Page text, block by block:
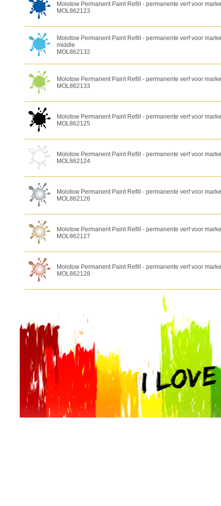
Molotow Permanent Paint Refill - permanente verf voor
MOL862123
Molotow Permanent Paint Refill - permanente verf voor
middle
MOL862132
Molotow Permanent Paint Refill - permanente verf voor
MOL862133
Molotow Permanent Paint Refill - permanente verf voor
MOL862125
Molotow Permanent Paint Refill - permanente verf voor
MOL862124
Molotow Permanent Paint Refill - permanente verf voor
MOL862126
Molotow Permanent Paint Refill - permanente verf voor
MOL862127
Molotow Permanent Paint Refill - permanente verf voor
MOL862128